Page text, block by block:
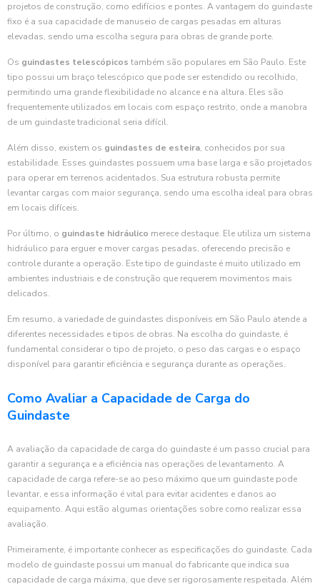
projetos de construção, como edifícios e pontes. A vantagem do guindaste
fixo é a sua capacidade de manuseio de cargas pesadas em alturas
elevadas, sendo uma escolha segura para obras de grande porte.
Os guindastes telescópicos também são populares em São Paulo. Este
tipo possui um braço telescópico que pode ser estendido ou recolhido,
permitindo uma grande flexibilidade no alcance e na altura. Eles são
frequentemente utilizados em locais com espaço restrito, onde a manobra
de um guindaste tradicional seria difícil.
Além disso, existem os guindastes de esteira, conhecidos por sua
estabilidade. Esses guindastes possuem uma base larga e são projetados
para operar em terrenos acidentados. Sua estrutura robusta permite
levantar cargas com maior segurança, sendo uma escolha ideal para obras
em locais difíceis.
Por último, o guindaste hidráulico merece destaque. Ele utiliza um sistema
hidráulico para erguer e mover cargas pesadas, oferecendo precisão e
controle durante a operação. Este tipo de guindaste é muito utilizado em
ambientes industriais e de construção que requerem movimentos mais
delicados.
Em resumo, a variedade de guindastes disponíveis em São Paulo atende a
diferentes necessidades e tipos de obras. Na escolha do guindaste, é
fundamental considerar o tipo de projeto, o peso das cargas e o espaço
disponível para garantir eficiência e segurança durante as operações.
Como Avaliar a Capacidade de Carga do
Guindaste
A avaliação da capacidade de carga do guindaste é um passo crucial para
garantir a segurança e a eficiência nas operações de levantamento. A
capacidade de carga refere-se ao peso máximo que um guindaste pode
levantar, e essa informação é vital para evitar acidentes e danos ao
equipamento. Aqui estão algumas orientações sobre como realizar essa
avaliação.
Primeiramente, é importante conhecer as especificações do guindaste. Cada
modelo de guindaste possui um manual do fabricante que indica sua
capacidade de carga máxima, que deve ser rigorosamente respeitada. Além